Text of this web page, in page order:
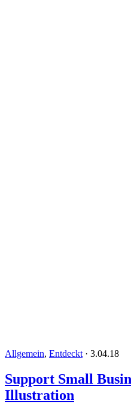
Allgemein, Entdeckt · 3.04.18
Support Small
Illustration